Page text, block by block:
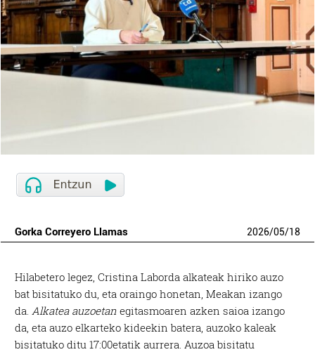
Gorka Correyero Llamas 2026/05/18
Hilabetero legez, Cristina Laborda alkateak hiriko auzo
bat bisitatuko du, eta oraingo honetan, Meakan izango
da. Alkatea auzoetanegitasmoaren azken saioa izango
da, eta auzo elkarteko kideekin batera, auzoko kaleak
bisitatuko ditu 17:00etatik aurrera. Auzoa bisitatu